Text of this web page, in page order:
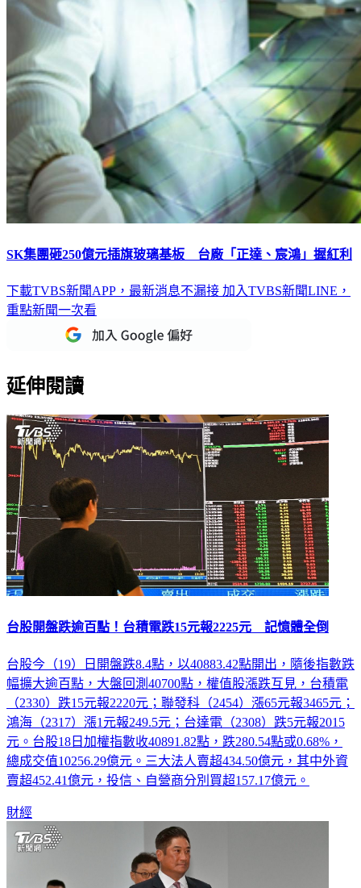
下載TVBS新聞APP，最新消息不漏接
重點新聞一次看
台股今（19）日開盤跌8.4點，以40883.42點開出，隨後指數跌
幅擴大逾百點，大盤回測40700點，權值股漲跌互見，台積電
（2330）跌15元報2220元；聯發科（2454）漲65元報3465元；
鴻海（2317）漲1元報249.5元；台達電（2308）跌5元報2015
元。台股18日加權指數收40891.82點，跌280.54點或0.68%，
總成交值10256.29億元。三大法人賣超434.50億元，其中外資
財經